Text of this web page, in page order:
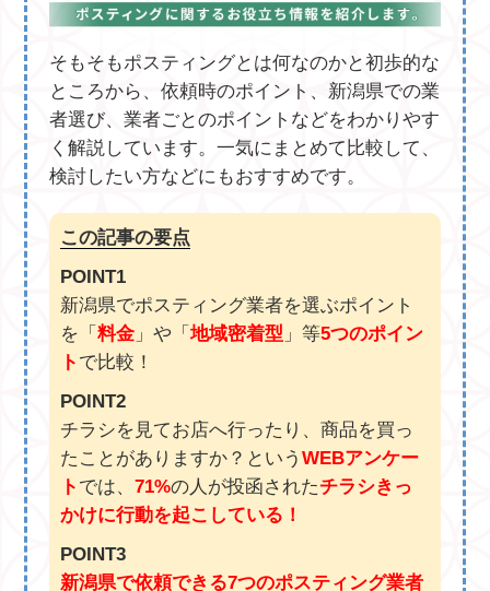
そもそもポスティングとは何なのかと初歩的な
ところから、依頼時のポイント、新潟県での業
者選び、業者ごとのポイントなどをわかりやす
く解説しています。一気にまとめて比較して、
検討したい方などにもおすすめです。
この記事の要点
POINT1
新潟県でポスティング業者を選ぶポイント
を「 料金」や「 地域密着型 」等5つのポイン
ト で比較！
POINT2
チラシを見てお店へ行ったり、商品を買っ
たことがありますか？という WEBアンケー
ト では、 71%の人が投函されたチラシきっ
かけに行動を起こしている！
POINT3
新潟県で依頼できる7つのポスティング業者